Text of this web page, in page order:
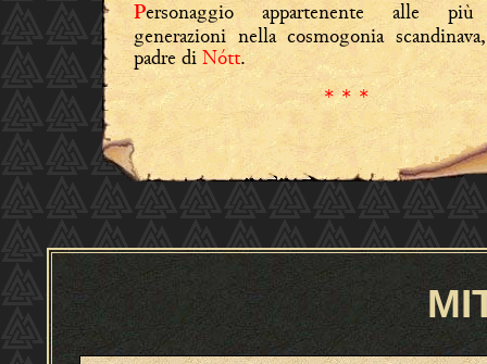
Personaggio appartenente alle più
generazioni nella cosmogonia
padre diNótt.
* * *